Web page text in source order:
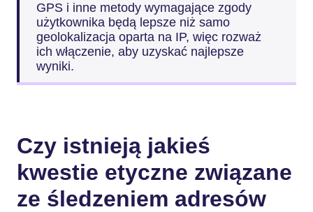
GPS i inne metody wymagające zgody
użytkownika będą lepsze niż samo
geolokalizacja oparta na IP, więc rozważ
ich włączenie, aby uzyskać najlepsze
wyniki.
Czy istnieją jakieś
kwestie etyczne związane
ze śledzeniem adresów